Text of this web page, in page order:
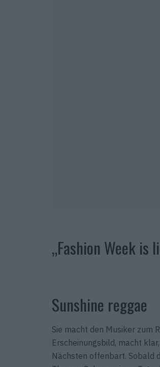
„Fashion Week is
Sunshine reggae
Sie macht den Musiker zum
Erscheinungsbild, macht
Nächsten offenbart. Sobald